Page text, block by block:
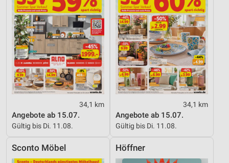
34,1 km
Angebote ab 15.07.
Gültig bis Di. 11.08.
34,1 km
Angebote ab 15.07.
Gültig bis Di. 11.08.
Sconto Möbel Höffner